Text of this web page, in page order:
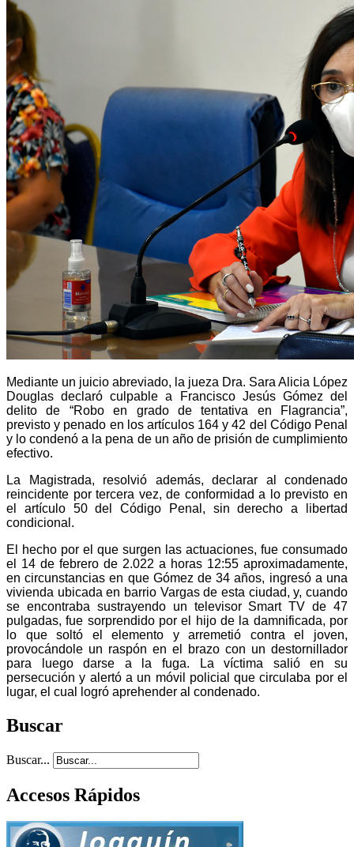
Mediante un juicio abreviado, la jueza Dra. Sara Alicia López
Douglas declaró culpable a Francisco Jesús Gómez del
delito de “Robo en grado de tentativa en Flagrancia”,
previsto y penado en los artículos 164 y 42 del Código Penal
y lo condenó a la pena de un año de prisión de cumplimiento
efectivo.
La Magistrada, resolvió además, declarar al condenado
reincidente por tercera vez, de conformidad a lo previsto en
el artículo 50 del Código Penal, sin derecho a libertad
condicional.
El hecho por el que surgen las actuaciones, fue consumado
el 14 de febrero de 2.022 a horas 12:55 aproximadamente,
en circunstancias en que Gómez de 34 años, ingresó a una
vivienda ubicada en barrio Vargas de esta ciudad, y, cuando
se encontraba sustrayendo un televisor Smart TV de 47
pulgadas, fue sorprendido por el hijo de la damnificada, por
lo que soltó el elemento y arremetió contra el joven,
provocándole un raspón en el brazo con un destornillador
para luego darse a la fuga. La víctima salió en su
persecución y alertó a un móvil policial que circulaba por el
lugar, el cual logró aprehender al condenado.
Buscar
Buscar...
Accesos Rápidos